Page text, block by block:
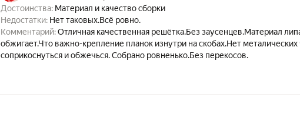
Достоинства: Материал и качество сборки
Недостатки: Нет таковых.Всё ровно.
Комментарий:Отличная качественная решётка.Без заусенцев.Материал
обжигает.Что важно-крепление планок изнутри на скобах.Нет
соприкоснуться и обжечься. Собрано ровненько.Без перекосов.